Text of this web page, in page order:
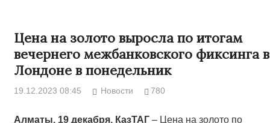
Цена на золото выросла по итогам
вечернего межбанковского фиксинга в
Лондоне в понедельник
19.12.2023 08:45 Новости 780
Алматы. 19 декабря. КазТАГ– Цена на золото по